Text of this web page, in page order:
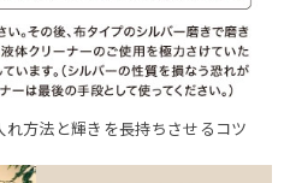
方法と輝きを長持ちさせるコツ